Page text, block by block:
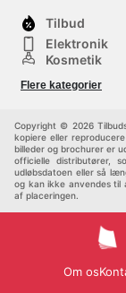
Tilbud
Elektronik
Kosmetik
Varehus
Andre
Flere kategorier
Copyright © 2026
kopiere eller
billeder og brochurer er
officielle distributører,
udløbsdatoen eller så
og kan ikke anvendes til
af placeringen.
Om os